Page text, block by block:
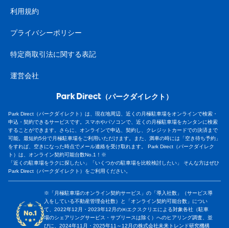
利用規約
プライバシーポリシー
特定商取引法に関する表記
運営会社
（パークダイレクト）
Park Direct（パークダイレクト）は、現在地周辺、近くの月極駐車場をオンラインで検索・
申込・契約できるサービスです。スマホやパソコンで、近くの月極駐車場をカンタンに検索
することができます。さらに、オンラインで申込、契約し、クレジットカードでの決済まで
可能。最短約5分で月極駐車場をご利用いただけます。また、満車の時には「空き待ち予約」
をすれば、空きになった時点でメール連絡を受け取れます。 Park Direct（パークダイレク
ト）は、オンライン契約可能台数No.1！※
「近くの駐車場をラクに探したい」「いくつかの駐車場を比較検討したい」 そんな方はぜひ
Park Direct（パークダイレクト）をご利用ください。
※「月極駐車場のオンライン契約サービス」の「導入社数」（サービス導
入をしている不動産管理会社数）と「オンライン契約可能台数」につい
て、2022年12月・2023年12月の㈱エクスクリエによる対象各社（駐車
場のシェアリングサービス・サブリースは除く）へのヒアリング調査、並
びに、2024年11月・2025年11～12月の株式会社未来トレンド研究機構